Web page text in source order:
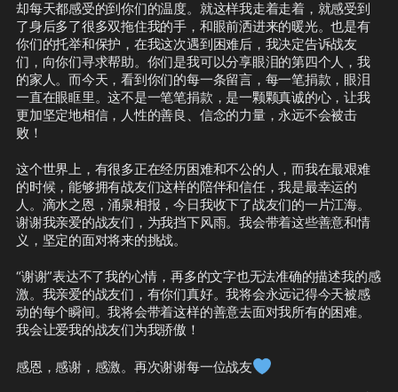
却每天都感受的到你们的温度。就这样我走着走着，就感受到
了身后多了很多双拖住我的手，和眼前洒进来的暖光。也是有
你们的托举和保护，在我这次遇到困难后，我决定告诉战友
们，向你们寻求帮助。你们是我可以分享眼泪的第四个人，我
的家人。而今天，看到你们的每一条留言，每一笔捐款，眼泪
一直在眼眶里。这不是一笔笔捐款，是一颗颗真诚的心，让我
更加坚定地相信，人性的善良、信念的力量，永远不会被击
败！
这个世界上，有很多正在经历困难和不公的人，而我在最艰难
的时候，能够拥有战友们这样的陪伴和信任，我是最幸运的
人。滴水之恩，涌泉相报，今日我收下了战友们的一片江海。
谢谢我亲爱的战友们，为我挡下风雨。我会带着这些善意和情
义，坚定的面对将来的挑战。
“谢谢”表达不了我的心情，再多的文字也无法准确的描述我的感
激。我亲爱的战友们，有你们真好。我将会永远记得今天被感
动的每个瞬间。我将会带着这样的善意去面对我所有的困难。
我会让爱我的战友们为我骄傲！
感恩，感谢，感激。再次谢谢每一位战友💙